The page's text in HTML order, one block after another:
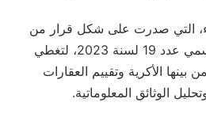
التي صدرت على شكل قرار من
رئيسة الحكومة بالرائد الرسمي عدد 19 لسنة 2023، لتغطي
الأكرية وتقييم العقارات
الوثائق المعلوماتية.